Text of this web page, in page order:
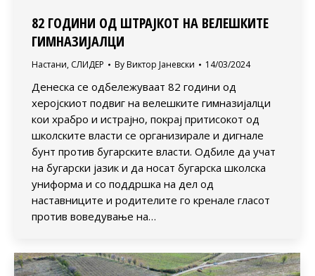
82 ГОДИНИ ОД ШТРАЈКОТ НА ВЕЛЕШКИТЕ
ГИМНАЗИЈАЛЦИ
Настани, СЛИДЕР By Виктор Јаневски 14/03/2024
Денеска се одбележуваат 82 години од
херојскиот подвиг на велешките гимназијалци
кои храбро и истрајно, покрај притисокот од
школските власти се организирале и дигнале
бунт против бугарските власти. Одбиле да учат
на бугарски јазик и да носат бугарска школска
униформа и со поддршка на дел од
наставниците и родителите го кренале гласот
против воведување на…